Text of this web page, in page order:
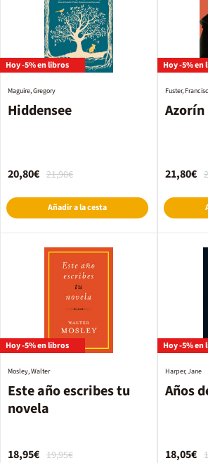
Hoy -5% en libros
Hiddensee
Maguire, Gregory
21,90€
20,80€
Añadir a la cesta
Hoy -5% en
Azorín
Fuster,
21,80€
Hoy -5% en libros
Este año escribes tu
novela
Mosley, Walter
19,95€
18,95€
Hoy -5% en
Años
Harper, Jane
18,05€